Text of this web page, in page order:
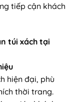
tiếp cận khách
túi xách tại
hiện đại, phù
thời trang.